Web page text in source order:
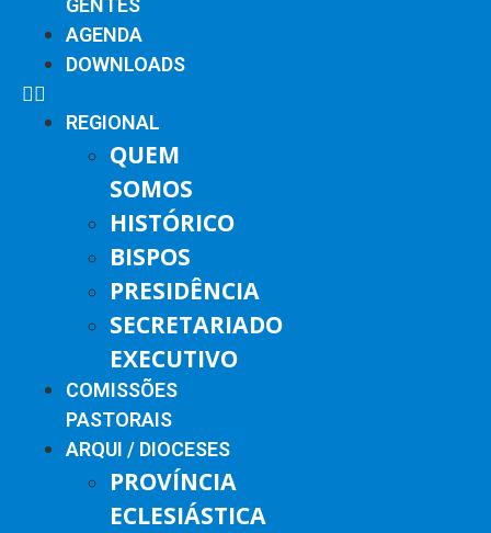
GENTES
AGENDA
DOWNLOADS
REGIONAL
QUEM
SOMOS
HISTÓRICO
BISPOS
PRESIDÊNCIA
SECRETARIADO
EXECUTIVO
COMISSÕES
PASTORAIS
ARQUI / DIOCESES
PROVÍNCIA
ECLESIÁSTICA